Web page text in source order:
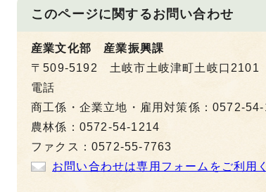
このページに関するお問い合わせ
産業文化部 産業振興課
〒509-5192 土岐市土岐津町土岐口2101
電話
商工係・企業立地・雇用対策係：0572-
農林係：0572-54-1214
ファクス：0572-55-7763
お問い合わせは専用フォームをご利用